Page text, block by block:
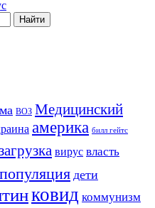
ВОЗ Медицинский
америка билл гейтс
вирус власть
дети
ковид коммунизм